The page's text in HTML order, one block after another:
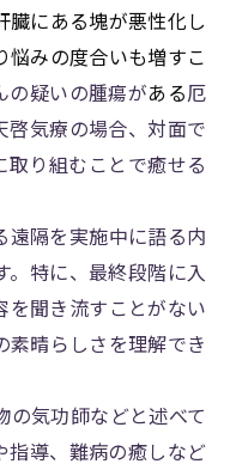
にある塊が悪性化し
悩みの度合いも増すこ
の疑いの腫瘍がある厄
啓気療の場合、対面で
取り組むことで癒せる
遠隔を実施中に語る内
特に、最終段階に入
を聞き流すことがない
素晴らしさを理解でき
気功師などと述べて
指導、難病の癒しなど